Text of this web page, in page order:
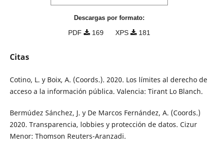
Descargas por formato:
PDF 169 XPS 181
Citas
Cotino, L. y Boix, A. (Coords.). 2020. Los límites al derecho de
acceso a la información pública. Valencia: Tirant Lo Blanch.
Bermúdez Sánchez, J. y De Marcos Fernández, A. (Coords.)
2020. Transparencia, lobbies y protección de datos. Cizur
Menor: Thomson Reuters-Aranzadi.